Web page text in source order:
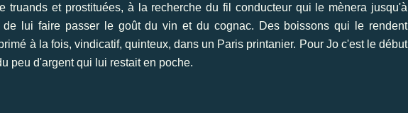
truands et prostituées, à la recherche du fil conducteur qui le mènera jusqu'à
lui faire passer le goût du vin et du cognac. Des boissons qui le rendent
à la fois, vindicatif, quinteux, dans un Paris printanier. Pour Jo c'est le début
peu d'argent qui lui restait en poche.